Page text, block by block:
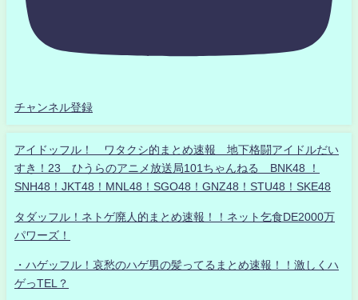
チャンネル登録
アイドッフル！ ワタクシ的まとめ速報 地下格闘アイドルだい
すき！23 ひうらのアニメ放送局101ちゃんねる BNK48 ！
SNH48！JKT48！MNL48！SGO48！GNZ48！STU48！SKE48
タダッフル！ネトゲ廃人的まとめ速報！！ネット乞食DE2000万
パワーズ！
・ハゲッフル！哀愁のハゲ男の髪ってるまとめ速報！！激しくハ
ゲっTEL？